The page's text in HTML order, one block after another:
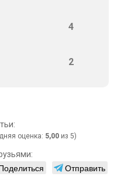
4
2
оценка: 5,00 из 5)
Отправить